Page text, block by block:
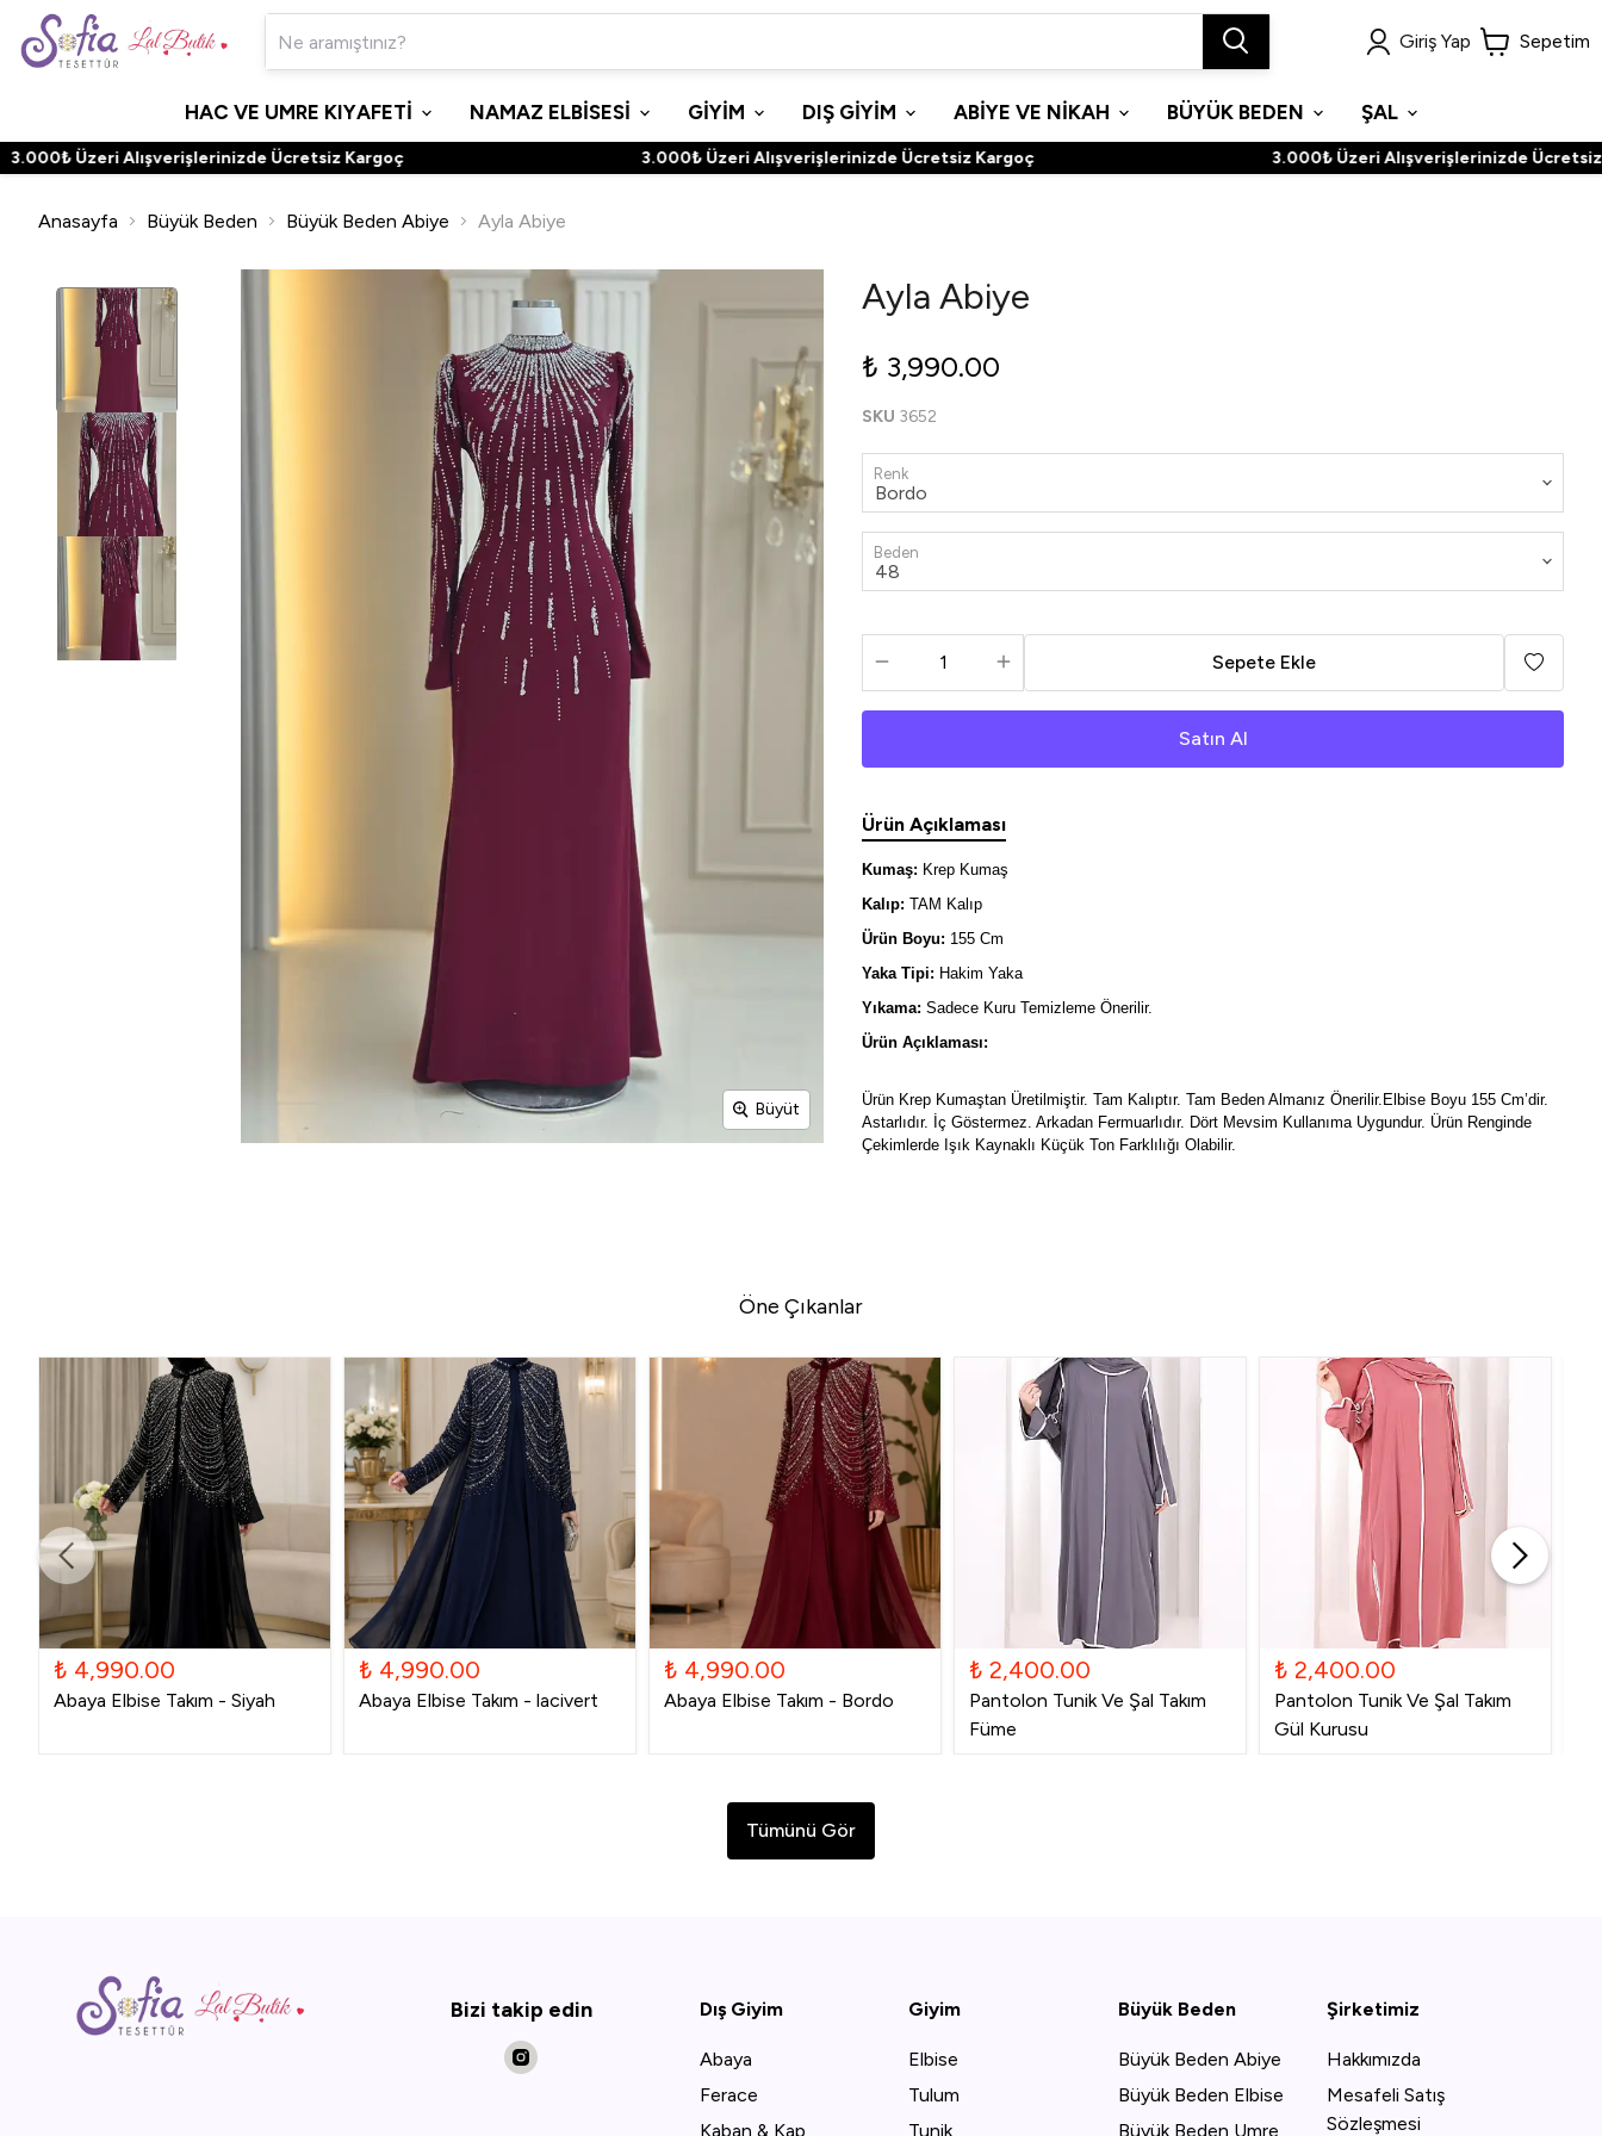
Giriş Yap Sepetim
HAC VE UMRE KIYAFETİ NAMAZ ELBİSESİ GİYİM DIŞ GİYİM ABİYE VE NİKAH BÜYÜK BEDEN ŞAL
Üzeri Alışverişlerinizde Ücretsiz Kargoç 3.000₺ Üzeri Alışverişlerinizde Ücretsiz Kargoç 3.000₺ Üzeri Alışverişlerinizde Ücretsiz
Anasayfa Büyük Beden Büyük Beden Abiye Ayla Abiye
Büyüt
Ayla Abiye
₺ 3,990.00
SKU 3652
Renk
Beden
Sepete Ekle
Satın Al
Ürün Açıklaması
Kumaş: Krep Kumaş
Kalıp:TAM Kalıp
Ürün Boyu: 155 Cm
Yaka Tipi: Hakim Yaka
Yıkama:Sadece Kuru Temizleme Önerilir.
Ürün Açıklaması:
Ürün Krep Kumaştan Üretilmiştir. Tam Kalıptır. Tam Beden Almanız Önerilir.Elbise Boyu 155 Cm’dir.
Astarlıdır. İç Göstermez. Arkadan Fermuarlıdır. Dört Mevsim Kullanıma Uygundur. Ürün Renginde
Çekimlerde Işık Kaynaklı Küçük Ton Farklılığı Olabilir.
Öne Çıkanlar
₺ 4,990.00
Abaya Elbise Takım - Siyah
₺ 4,990.00
Abaya Elbise Takım - lacivert
₺ 4,990.00
Abaya Elbise Takım - Bordo
₺ 2,400.00
Pantolon Tunik Ve Şal Takım
Füme
₺ 2,400.00
Pantolon Tunik Ve Şal Takım
Gül Kurusu
Tümünü Gör
Bizi takip edin Dış Giyim
Abaya
Ferace
Kaban & Kap
Giyim
Elbise
Tulum
Tunik
Büyük Beden
Büyük Beden Abiye
Büyük Beden Elbise
Büyük Beden Umre
Şirketimiz
Hakkımızda
Mesafeli Satış
Sözleşmesi